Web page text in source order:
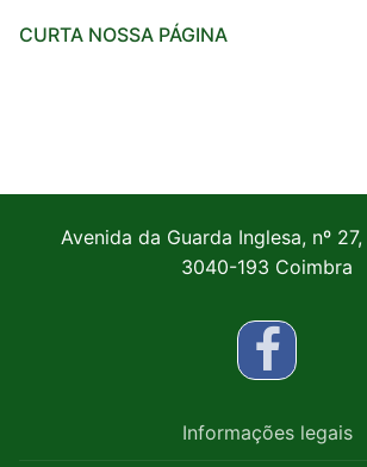
CURTA NOSSA PÁGINA
Avenida da Guarda Inglesa, nº
3040-193 Coimbra
Informações legais